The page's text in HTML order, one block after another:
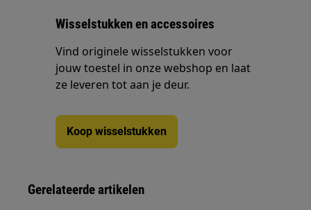
Wisselstukken en accessoires
Vind originele wisselstukken voor
jouw toestel in onze webshop en laat
ze leveren tot aan je deur.
Koop wisselstukken
Gerelateerde artikelen